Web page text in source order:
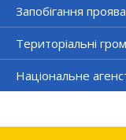
Запобігання
Територіальні
Національне